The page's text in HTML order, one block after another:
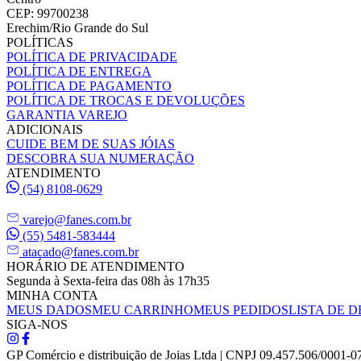
CEP: 99700238
Erechim/Rio Grande do Sul
POLÍTICAS
POLÍTICA DE PRIVACIDADE
POLÍTICA DE ENTREGA
POLÍTICA DE PAGAMENTO
POLÍTICA DE TROCAS E DEVOLUÇÕES
GARANTIA VAREJO
ADICIONAIS
CUIDE BEM DE SUAS JÓIAS
DESCOBRA SUA NUMERAÇÃO
ATENDIMENTO
(54) 8108-0629
varejo@fanes.com.br
(55) 5481-583444
atacado@fanes.com.br
HORÁRIO DE ATENDIMENTO
Segunda à Sexta-feira das 08h às 17h35
MINHA CONTA
MEUS DADOSMEU CARRINHOMEUS PEDIDOSLISTA DE
SIGA-NOS
GP Comércio e distribuição de Joias Ltda | CNPJ 09.457.506/0001-